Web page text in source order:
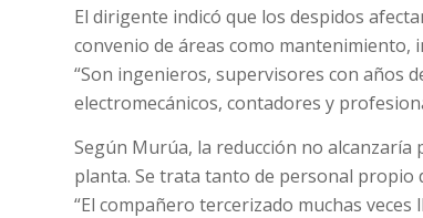
El dirigente indicó que los despidos
convenio de áreas como mantenimiento,
“Son ingenieros, supervisores con años
electromecánicos, contadores y
Según Murúa, la reducción no
planta. Se trata tanto de personal propio
“El compañero tercerizado muchas veces